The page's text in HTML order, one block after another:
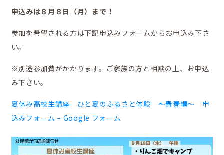
お問合せ
申込みは８月８日（月）まで！
参加を希望される方は下記申込みフォームからお申込み下さ
い。
※別途参加費がかかります。ご家族の方と相談の上、お申込
み下さい。
夏休み高校生講座 ひと夏のふるさと体験 ～青春編～ 申
込みフォーム – Google フォーム